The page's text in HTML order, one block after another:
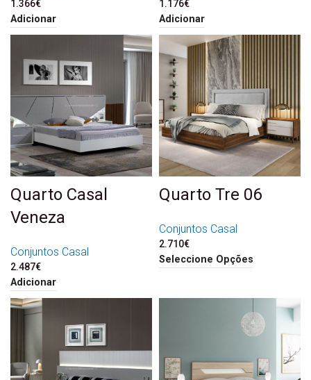
1.366€
Adicionar
1.176€
Adicionar
Quarto Casal
Veneza
Conjuntos Casal
2.487€
Adicionar
Quarto Tre 06
Conjuntos Casal
2.710€
Seleccione Opções